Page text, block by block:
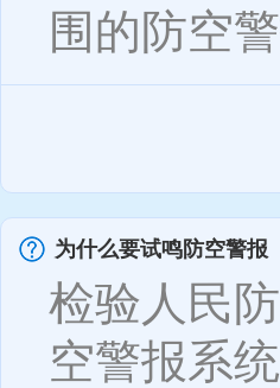
围的防空
为什么要试鸣防空警报
检验人民
空警报系